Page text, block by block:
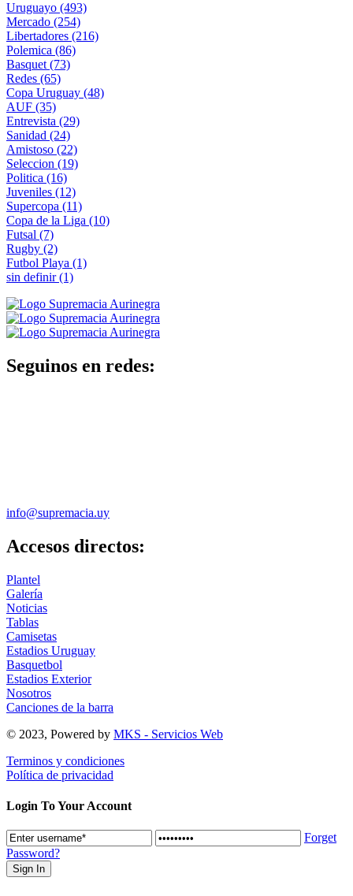
Uruguayo (493)
Mercado (254)
Libertadores (216)
Polemica (86)
Basquet (73)
Redes (65)
Copa Uruguay (48)
AUF (35)
Entrevista (29)
Sanidad (24)
Amistoso (22)
Seleccion (19)
Politica (16)
Juveniles (12)
Supercopa (11)
Copa de la Liga (10)
Futsal (7)
Rugby (2)
Futbol Playa (1)
sin definir(1)
Seguinos en redes:
info@supremacia.uy
Accesos directos:
Plantel
Galería
Noticias
Tablas
Camisetas
Estadios Uruguay
Basquetbol
Estadios Exterior
Nosotros
Canciones de la barra
© 2023, Powered by MKS - Servicios Web
Terminos y condiciones
Política de privacidad
Login To Your Account
Forget
Password?